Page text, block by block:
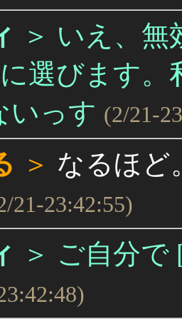
＞ いえ、無
選びます
いっす (2/21-
＞ なるほど
21-23:42:55)
＞ ご自分